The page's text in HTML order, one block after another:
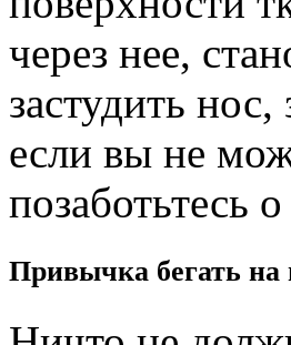
через нее,
застудить
если вы не
позаботьтесь
Привычка бегать на